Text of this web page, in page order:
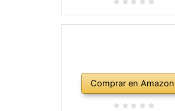
Comprar en Amazon